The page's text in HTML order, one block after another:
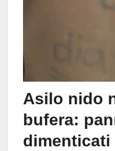
Asilo nido
bufera:
dimenticati